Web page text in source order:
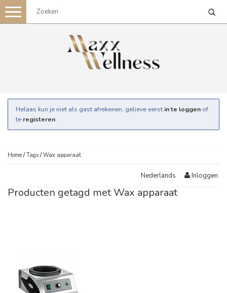
Toggle
navigation
Helaas kun je niet als gast afrekenen, gelieve eerst in te loggen of
te registeren.
Home /Tags /Wax apparaat
Nederlands Inloggen
Producten getagd met Wax apparaat